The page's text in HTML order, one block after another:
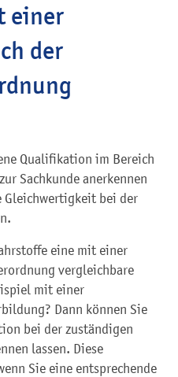
einer
der
Qualifikation im Bereich
Sachkunde anerkennen
Gleichwertigkeit bei der
eine mit einer
vergleichbare
mit einer
Dann können Sie
bei der zuständigen
lassen. Diese
Sie eine entsprechende